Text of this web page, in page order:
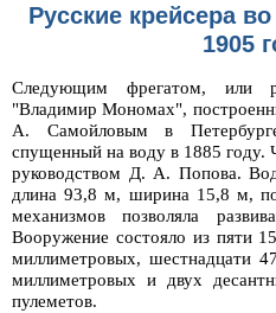
Русские крейсера
1905
Следующим фрегатом, или
"Владимир Мономах",
А. Самойловым в
спущенный на воду в 1885 году.
руководством Д. А. Попова.
длина 93,8 м, ширина 15,8 м,
механизмов позволяла
Вооружение состояло из пяти
миллиметровых, шестнадцати
миллиметровых и двух
пулеметов.